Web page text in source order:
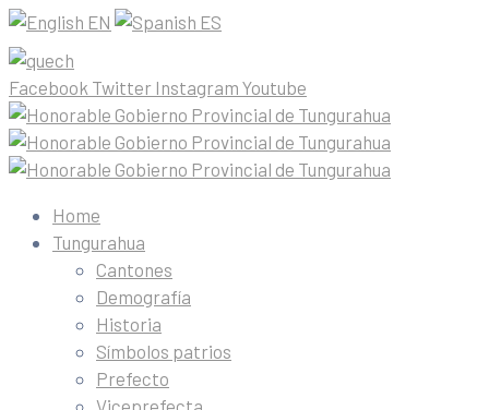
EN ES
Facebook Twitter Instagram Youtube
Home
Tungurahua
Cantones
Demografía
Historia
Símbolos patrios
Prefecto
Viceprefecta